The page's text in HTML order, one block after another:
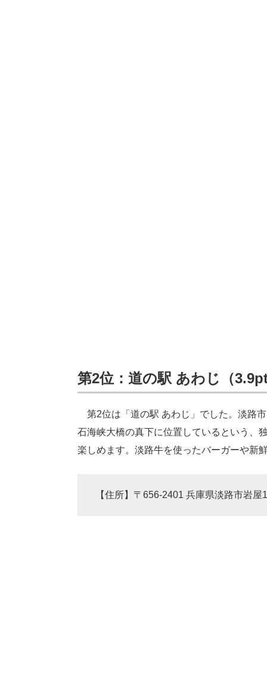
第2位：道の駅 あわじ（
第2位は「道の駅 あわじ」でした。淡路
石海峡大橋の真下に位置しているという、
楽しめます。淡路牛を使ったバーガーや新
【住所】〒656-2401 兵庫県淡路市岩屋